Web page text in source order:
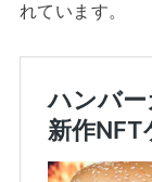
れています。